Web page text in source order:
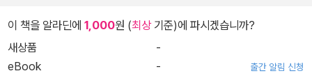
이 책을 알라딘에 1,000원 (최상기준)에 파시겠습니까?
새상품
-
eBook
- 출간 알림 신청